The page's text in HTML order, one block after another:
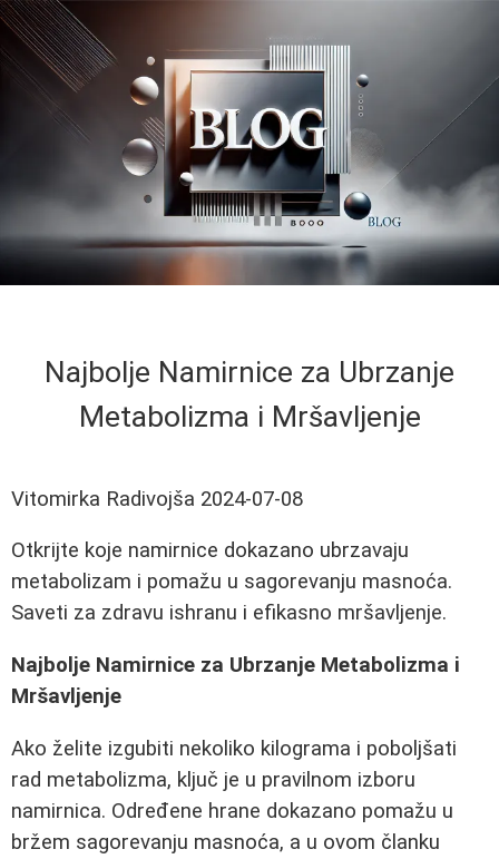
Najbolje Namirnice za Ubrzanje
Metabolizma i Mršavljenje
Vitomirka Radivojša 2024-07-08
Otkrijte koje namirnice dokazano ubrzavaju
metabolizam i pomažu u sagorevanju masnoća.
Saveti za zdravu ishranu i efikasno mršavljenje.
Najbolje Namirnice za Ubrzanje Metabolizma i
Mršavljenje
Ako želite izgubiti nekoliko kilograma i poboljšati
rad metabolizma, ključ je u pravilnom izboru
namirnica. Određene hrane dokazano pomažu u
bržem sagorevanju masnoća, a u ovom članku